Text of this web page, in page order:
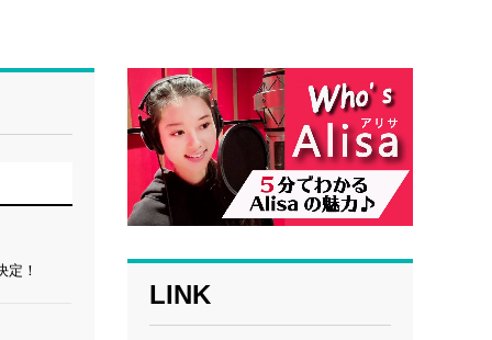
定！
LINK